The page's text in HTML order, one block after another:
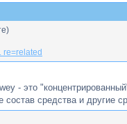
re=related
- это
средства и другие